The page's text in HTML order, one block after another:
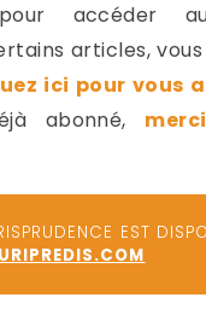
accéder
articles, vous
ici pour vous
abonné,
EST